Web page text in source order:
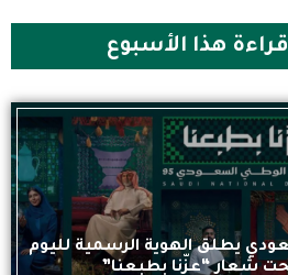
قراءة هذا الأسبوع
يطلق الهوية الرسمية لليوم